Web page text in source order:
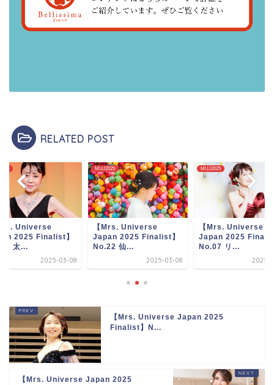
RELATED POST
Universe
2025 Finalist】
仙...
2025-03-08
MUJ2025
【Mrs. Universe
Japan 2025 Finalist】
No.07 リ...
2025-03-08
MUJ2025
【Mrs. Universe
Japan 2025
No.03 太...
2025-
【Mrs. Universe Japan 2025
Finalist】N...
【Mrs. Universe Japan 2025